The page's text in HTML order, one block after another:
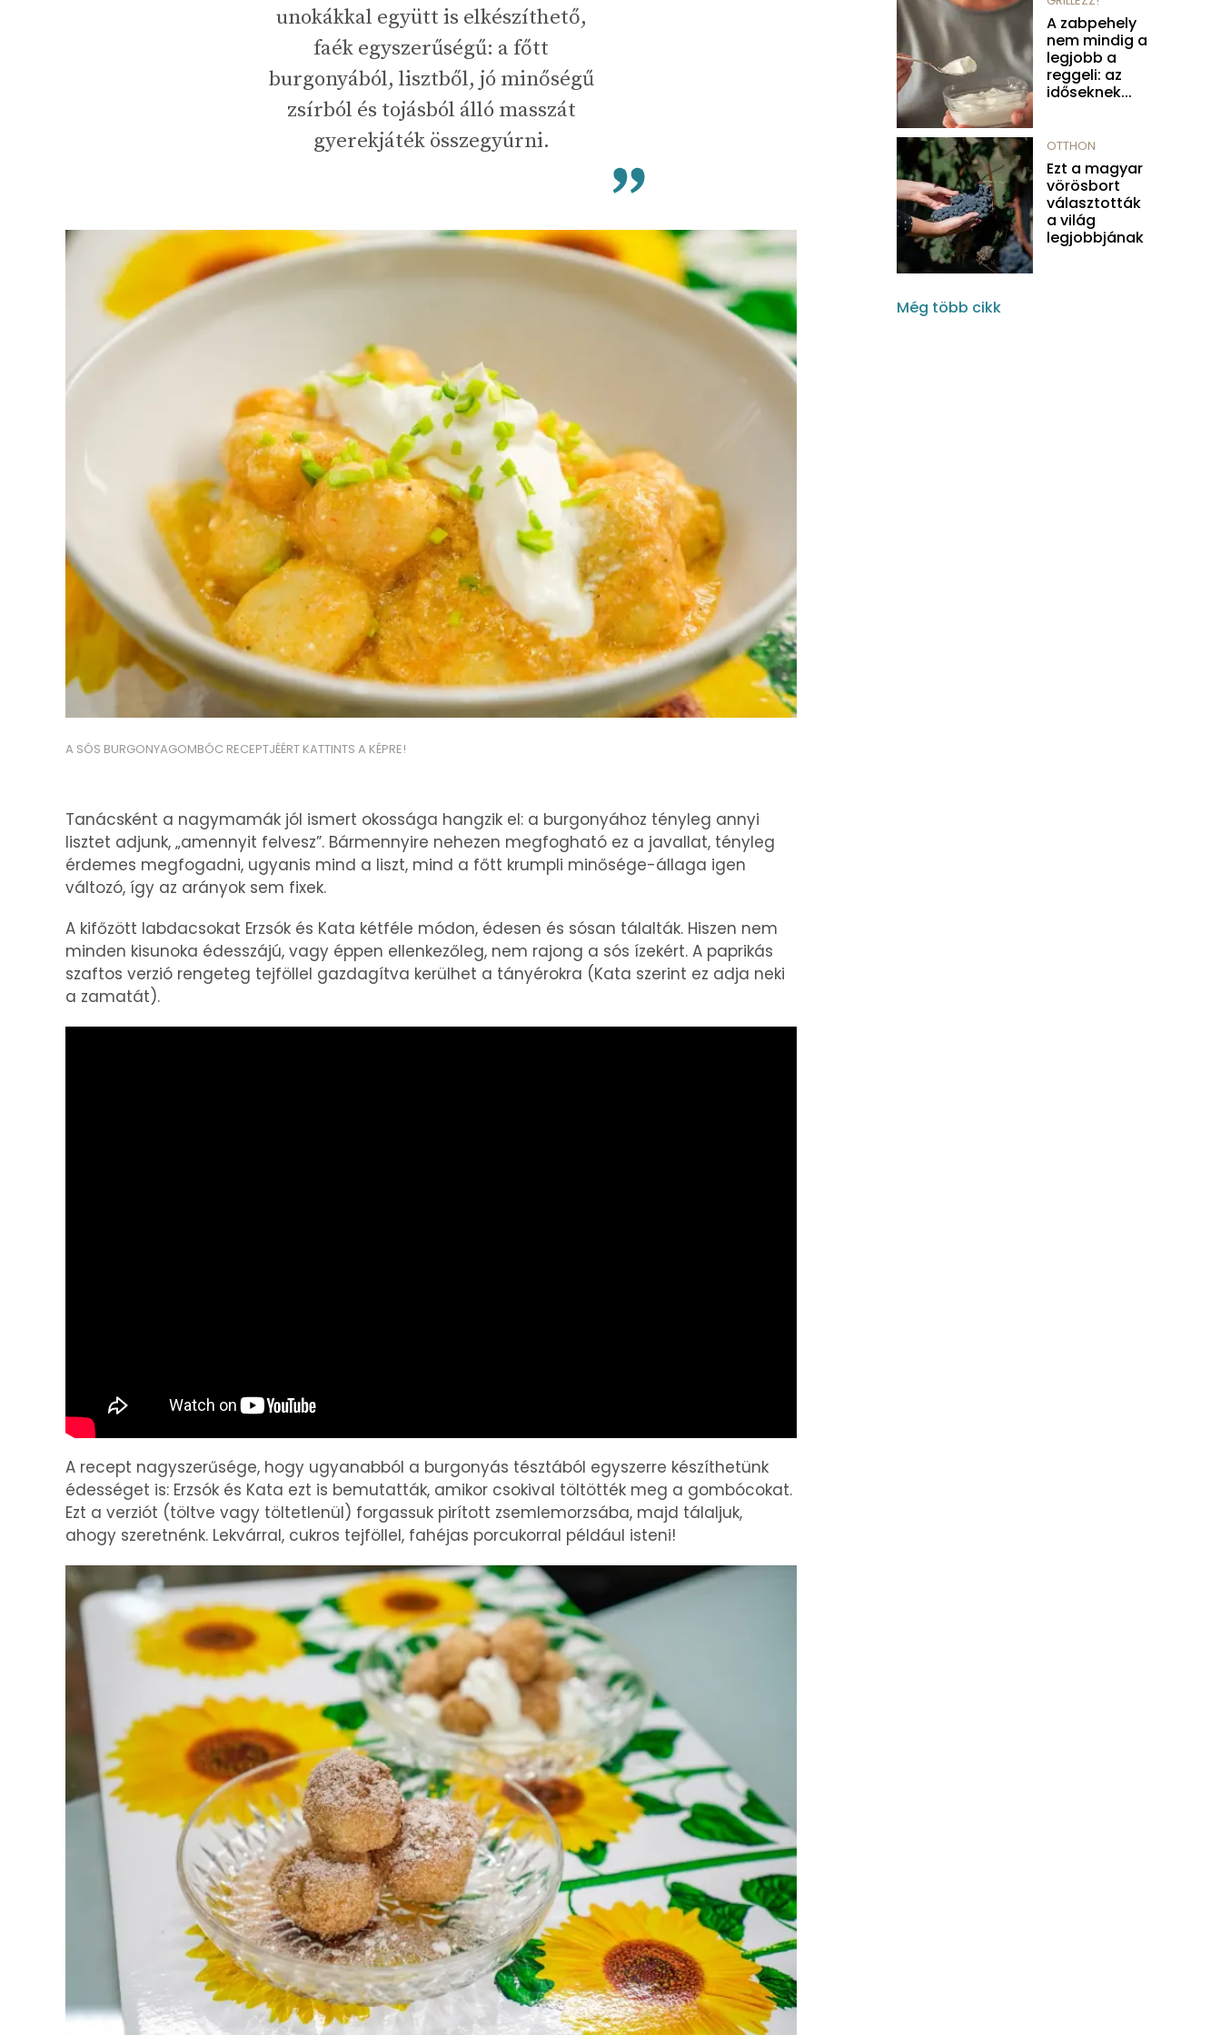
unokákkal együtt is elkészíthető,
faék egyszerűségű: a főtt
burgonyából, lisztből, jó minőségű
zsírból és tojásból álló masszát
gyerekjáték összegyúrni.
A SÓS BURGONYAGOMBÓC RECEPTJÉÉRT KATTINTS A KÉPRE!
Tanácsként a nagymamák jól ismert okossága hangzik el: a burgonyához tényleg annyi
lisztet adjunk, „amennyit felvesz”. Bármennyire nehezen megfogható ez a javallat, tényleg
érdemes megfogadni, ugyanis mind a liszt, mind a főtt krumpli minősége-állaga igen
változó, így az arányok sem fixek.
A kifőzött labdacsokat Erzsók és Kata kétféle módon, édesen és sósan tálalták. Hiszen nem
minden kisunoka édesszájú, vagy éppen ellenkezőleg, nem rajong a sós ízekért. A paprikás
szaftos verzió rengeteg tejföllel gazdagítva kerülhet a tányérokra (Kata szerint ez adja neki
a zamatát).
A recept nagyszerűsége, hogy ugyanabból a burgonyás tésztából egyszerre készíthetünk
édességet is: Erzsók és Kata ezt is bemutatták, amikor csokival töltötték meg a gombócokat.
Ezt a verziót (töltve vagy töltetlenül) forgassuk pirított zsemlemorzsába, majd tálaljuk,
ahogy szeretnénk. Lekvárral, cukros tejföllel, fahéjas porcukorral például isteni!
A zabpehely
nem mindig a
legjobb a
reggeli: az
időseknek...
OTTHON
Ezt a magyar
vörösbort
választották
a világ
legjobbjának
Még több cikk